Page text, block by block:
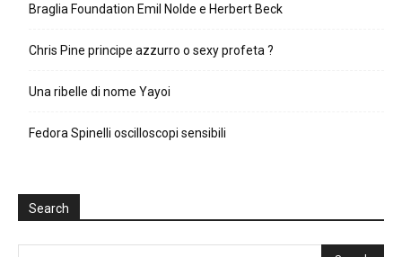
Braglia Foundation Emil Nolde e Herbert Beck
Chris Pine principe azzurro o sexy profeta ?
Una ribelle di nome Yayoi
Fedora Spinelli oscilloscopi sensibili
Search